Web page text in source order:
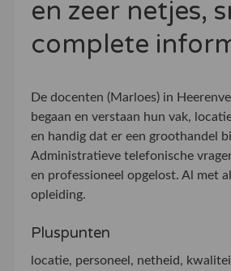
en zeer netjes,
complete
De docenten (Marloes) in
begaan en verstaan hun vak,
en handig dat er een groothandel
Administratieve telefonische
en professioneel opgelost. Al met
opleiding.
Pluspunten
locatie, personeel, netheid,